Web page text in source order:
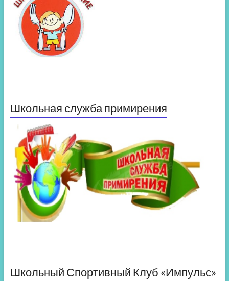
Школьная служба примирения
Школьный Спортивный Клуб «Импульс»